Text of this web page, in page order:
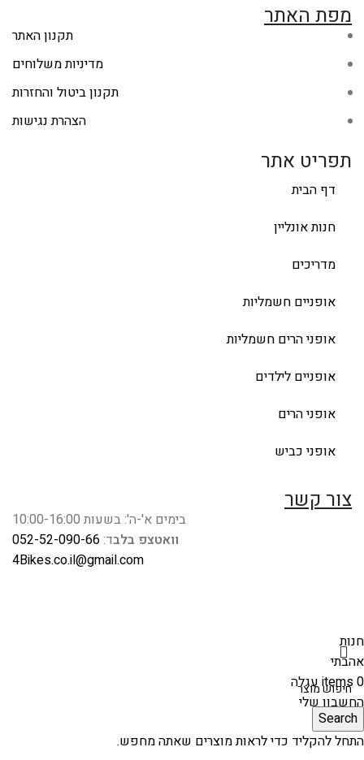
מפת האתר
תקנון האתר
מדיניות משלוחים
תקנון ביטול והחזרות
הצהרת נגישות
תפריט אתר
דף הבית
חנות אונליין
מדריכים
אופניים חשמליות
אופני הרים חשמליות
אופניים לילדים
אופני הרים
אופני כביש
צור קשר
בימים א'-ה': בשעות 10:00-16:00
וואטצפ בלבד:052-52-090-66
4Bikes.co.il@gmail.com
Search
התחל להקליד כדי לראות מוצרים שאתה מחפש.
חנות
אהבתי
0
itemsעגלה
החשבון שלי